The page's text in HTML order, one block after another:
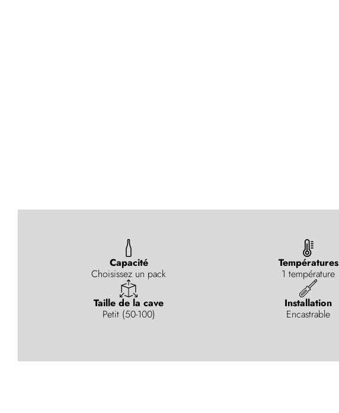
Capacité
Choisissez un pack
Températures
1 température
Taille de la cave
Petit (50-100)
Installation
Encastrable